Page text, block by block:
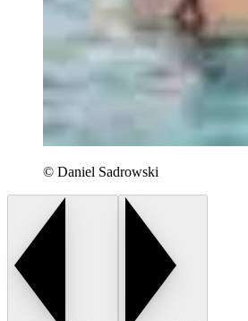
© Daniel Sadrowski